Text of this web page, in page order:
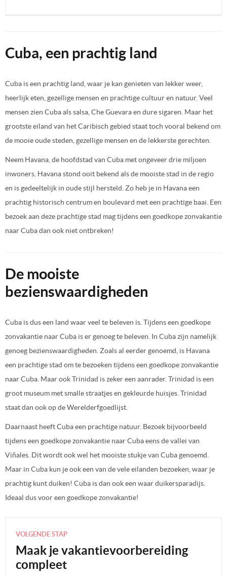
Cuba, een prachtig land
Cuba is een prachtig land, waar je kan genieten van lekker weer,
heerlijk eten, gezellige mensen en prachtige cultuur en natuur. Veel
mensen zien Cuba als salsa, Che Guevara en dure sigaren. Maar het
grootste eiland van het Caribisch gebied staat toch vooral bekend om
de mooie oude steden, gezellige mensen en de lekkerste gerechten.
Neem Havana, de hoofdstad van Cuba met ongeveer drie miljoen
inwoners. Havana stond ooit bekend als de mooiste stad in de regio
en is gedeeltelijk in oude stijl hersteld. Zo heb je in Havana een
prachtig historisch centrum en boulevard met een prachtige baai. Een
bezoek aan deze prachtige stad mag tijdens een goedkope zonvakantie
naar Cuba dan ook niet ontbreken!
De mooiste
bezienswaardigheden
Cuba is dus een land waar veel te beleven is. Tijdens een goedkope
zonvakantie naar Cuba is er genoeg te beleven. In Cuba zijn namelijk
genoeg bezienswaardigheden. Zoals al eerder genoemd, is Havana
een prachtige stad om te bezoeken tijdens een goedkope zonvakantie
naar Cuba. Maar ook Trinidad is zeker een aanrader. Trinidad is een
groot museum met smalle straatjes en gekleurde huisjes. Trinidad
staat dan ook op de Werelderfgoedlijst.
Daarnaast heeft Cuba een prachtige natuur. Bezoek bijvoorbeeld
tijdens een goedkope zonvakantie naar Cuba eens de vallei van
Viñales. Dit wordt ook wel het mooiste stukje van Cuba genoemd.
Maar in Cuba kun je ook een van de vele eilanden bezoeken, waar je
prachtig kunt duiken! Cuba is dan ook een waar duikersparadijs.
Ideaal dus voor een goedkope zonvakantie!
VOLGENDE STAP
Maak je vakantievoorbereiding
compleet